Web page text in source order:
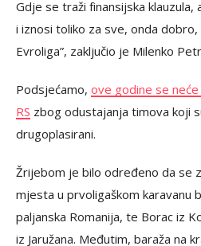
Gdje se traži finansijska klauzula,
i iznosi toliko za sve, onda
Evroliga”, zaključio je Milenko
Podsjećamo, ove godine se
RS zbog odustajanja timova koji
drugoplasirani.
Žrijebom je bilo određeno da se
mjesta u prvoligaškom karavanu
paljanska Romanija, te Borac iz
iz Jaružana. Međutim, baraža na